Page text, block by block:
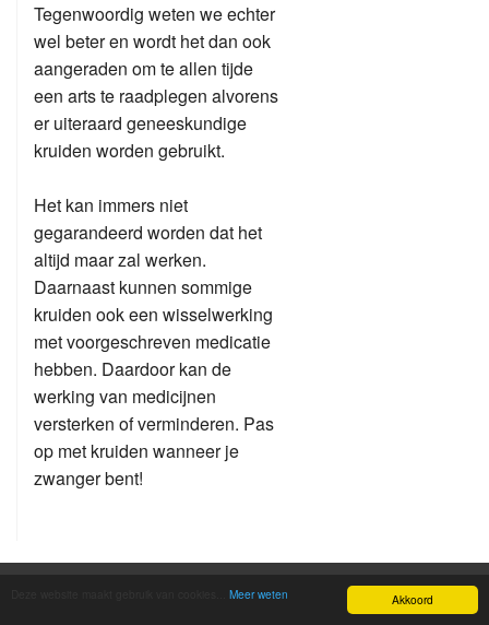
Akkoord
Meer weten
Tegenwoordig weten we echter
wel beter en wordt het dan ook
aangeraden om te allen tijde
een arts te raadplegen alvorens
er uiteraard geneeskundige
kruiden worden gebruikt.
Het kan immers niet
gegarandeerd worden dat het
altijd maar zal werken.
Daarnaast kunnen sommige
kruiden ook een wisselwerking
met voorgeschreven medicatie
hebben. Daardoor kan de
werking van medicijnen
versterken of verminderen. Pas
op met kruiden wanneer je
zwanger bent!